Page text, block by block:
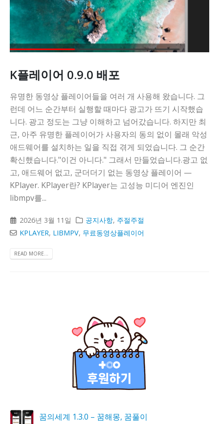
K플레이어 0.9.0 배포
유명한 동영상 플레이어들을 여러 개 사용해 왔습니다. 그
런데 어느 순간부터 실행할 때마다 광고가 뜨기 시작했습
니다. 광고 정도는 그냥 이해하고 넘어갔습니다. 하지만 최
근, 아주 유명한 플레이어가 사용자의 동의 없이 몰래 악성
애드웨어를 설치하는 일을 직접 겪게 되었습니다. 그 순간
확신했습니다."이건 아니다." 그래서 만들었습니다.광고 없
고, 애드웨어 없고, 군더더기 없는 동영상 플레이어 —
KPlayer. KPlayer란? KPlayer는 고성능 미디어 엔진인
libmpv를...
2026년 3월 11일 공지사항, 주절주절
KPLAYER, LIBMPV, 무료동영상플레이어
READ MORE...
꿈의세계 1.3.0 – 꿈해몽, 꿈풀이